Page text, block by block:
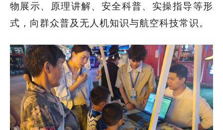
物展示、原理讲解、安全科普、实操指导等形
式，向群众普及无人机知识与航空科技常识。